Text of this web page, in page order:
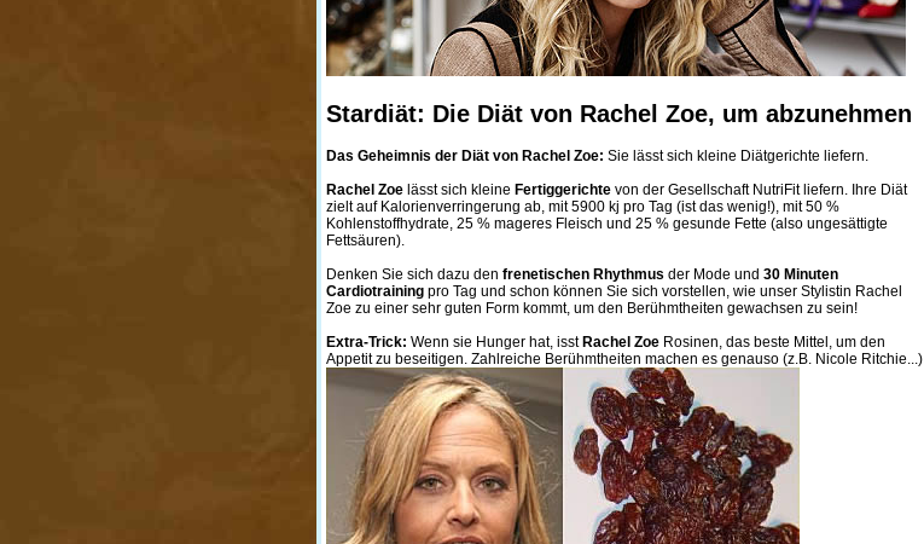
Stardiät: Die Diät von Rachel Zoe, um abzunehmen
Das Geheimnis der Diät von Rachel Zoe: Sie lässt sich kleine Diätgerichte liefern.
Rachel Zoe lässt sich kleine Fertiggerichte von der Gesellschaft NutriFit liefern. Ihre Diät
zielt auf Kalorienverringerung ab, mit 5900 kj pro Tag (ist das wenig!), mit 50 %
Kohlenstoffhydrate, 25 % mageres Fleisch und 25 % gesunde Fette (also ungesättigte
Fettsäuren).
Denken Sie sich dazu den frenetischen Rhythmus der Mode und 30 Minuten
Cardiotraining pro Tag und schon können Sie sich vorstellen, wie unser Stylistin Rachel
Zoe zu einer sehr guten Form kommt, um den Berühmtheiten gewachsen zu sein!
Extra-Trick: Wenn sie Hunger hat, isst Rachel Zoe Rosinen, das beste Mittel, um den
Appetit zu beseitigen. Zahlreiche Berühmtheiten machen es genauso (z.B. Nicole Ritchie...)